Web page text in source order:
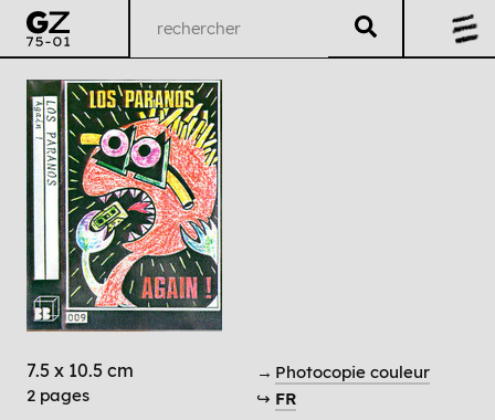
7.5 x 10.5 cm
2 pages
→ Photocopie couleur
↪ FR